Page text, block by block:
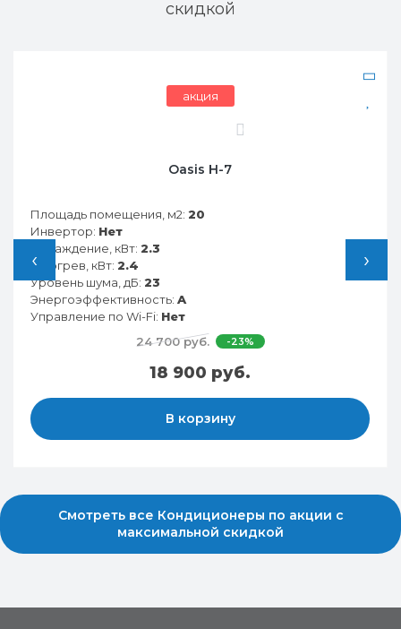
скидкой
‹
акция
Oasis H-7
Площадь помещения, м2: 20
Инвертор: Нет
Охлаждение, кВт: 2.3
Обогрев, кВт: 2.4
Уровень шума, дБ: 23
Энергоэффективность: A
Управление по Wi-Fi: Нет
24 700 руб.
-23%
18 900 руб.
В корзину
›
Смотреть все Кондиционеры по акции с
максимальной скидкой